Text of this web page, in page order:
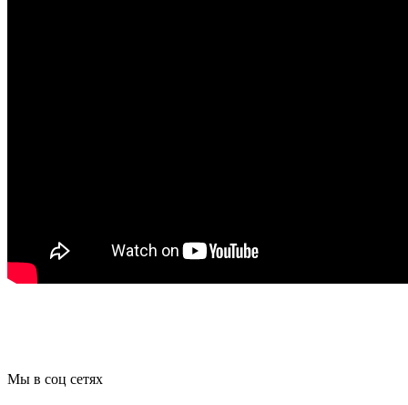
Мы в соц сетях